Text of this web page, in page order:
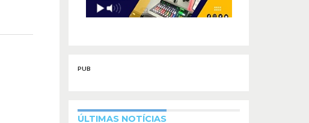
PUB
ÚLTIMAS NOTÍCIAS